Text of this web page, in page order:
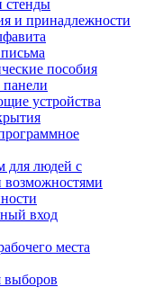
стенды
и принадлежности
пособия
устройства
для людей с
вход
места
выборов